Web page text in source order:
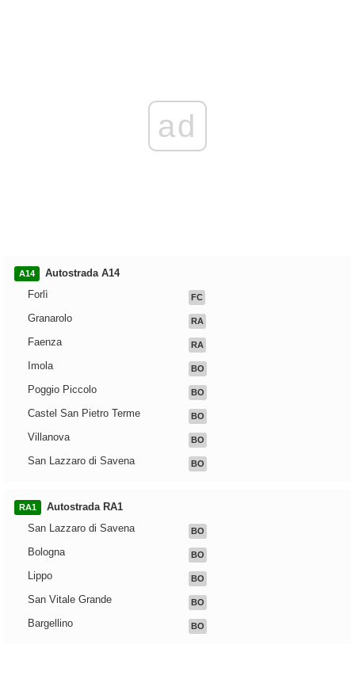
ad
A14
Autostrada A14
Forlì
FC
Granarolo RA
Faenza RA
Imola BO
Poggio Piccolo BO
Castel San Pietro Terme BO
Villanova BO
San Lazzaro di Savena BO
RA1
Autostrada RA1
San Lazzaro di Savena
BO
Bologna BO
Lippo BO
San Vitale Grande BO
Bargellino BO